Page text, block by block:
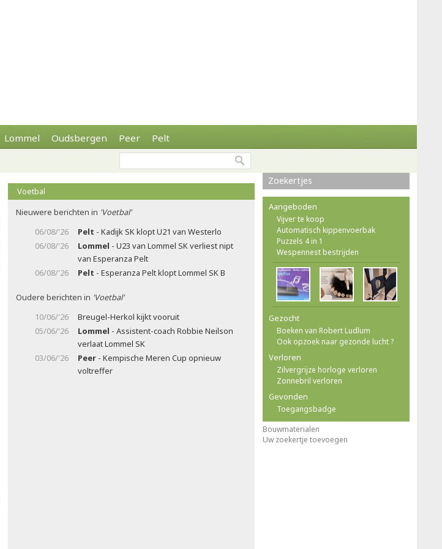
Lommel Oudsbergen Peer Pelt
Voetbal
Nieuwere berichten in 'Voetbal'
06/08/'26
Pelt - Kadijk SK klopt U21 van Westerlo
06/08/'26
Lommel - U23 van Lommel SK verliest nipt
van Esperanza Pelt
06/08/'26
Pelt - Esperanza Pelt klopt Lommel SK B
Oudere berichten in 'Voetbal'
10/06/'26
Breugel-Herkol kijkt vooruit
05/06/'26
Lommel - Assistent-coach Robbie Neilson
verlaat Lommel SK
03/06/'26
Peer - Kempische Meren Cup opnieuw
voltreffer
Zoekertjes
Aangeboden
Vijver te koop
Automatisch kippenvoerbak
Puzzels 4 in 1
Wespennest bestrijden
Gezocht
Boeken van Robert Ludlum
Ook opzoek naar gezonde lucht ?
Verloren
Zilvergrijze horloge verloren
Zonnebril verloren
Gevonden
Toegangsbadge
Bouwmaterialen
Uw zoekertje toevoegen